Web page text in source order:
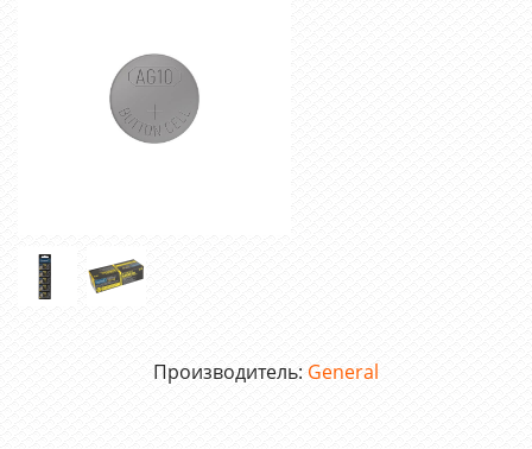
Производитель: General